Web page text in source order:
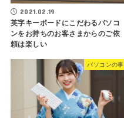
2021.02.19
英字キーボードにこだわるパソコ
ンをお持ちのお客さまからのご依
頼は楽しい
パソコンの事